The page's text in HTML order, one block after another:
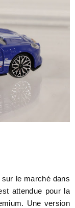
le marché dans
attendue pour la
Une version